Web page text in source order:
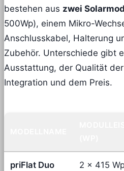
bestehen aus zwei
500Wp), einem Mikro-
Anschlusskabel, Halterung
Zubehör. Unterschiede gibt
Ausstattung, der Qualität
Integration und dem Preis.
priFlat Duo
2 × 415